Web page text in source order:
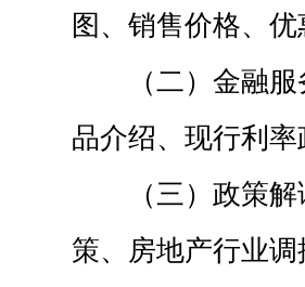
图、销售价格、
（二）金融
品介绍、现行利
（三）政策
策、房地产行业